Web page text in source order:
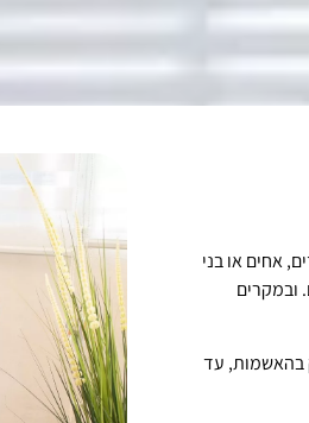
אחים או בני
ובמקרים
בהאשמות, עד